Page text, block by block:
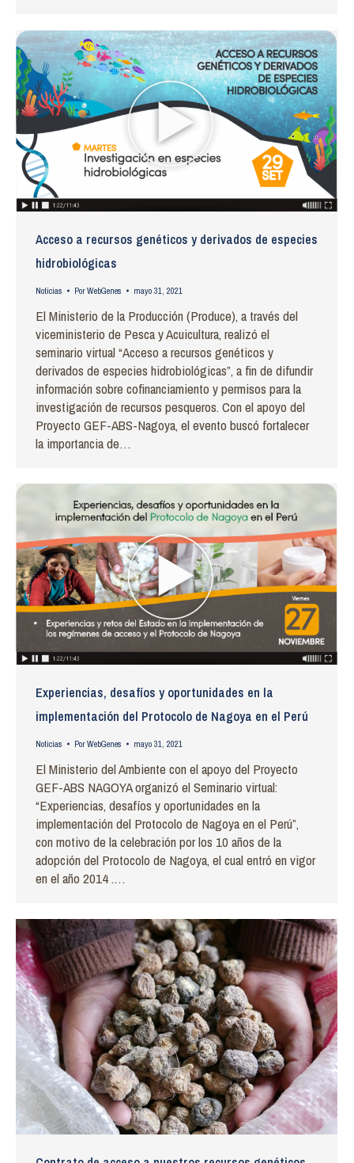
Acceso a recursos genéticos y derivados de especies
hidrobiológicas
Noticias PorWebGenes mayo 31, 2021
El Ministerio de la Producción (Produce), a través del
viceministerio de Pesca y Acuicultura, realizó el
seminario virtual “Acceso a recursos genéticos y
derivados de especies hidrobiológicas”, a fin de difundir
información sobre cofinanciamiento y permisos para la
investigación de recursos pesqueros. Con el apoyo del
Proyecto GEF-ABS-Nagoya, el evento buscó fortalecer
la importancia de…
Experiencias, desafíos y oportunidades en la
implementación del Protocolo de Nagoya en el Perú
Noticias PorWebGenes mayo 31, 2021
El Ministerio del Ambiente con el apoyo del Proyecto
GEF-ABS NAGOYA organizó el Seminario virtual:
“Experiencias, desafíos y oportunidades en la
implementación del Protocolo de Nagoya en el Perú”,
con motivo de la celebración por los 10 años de la
adopción del Protocolo de Nagoya, el cual entró en vigor
en el año 2014 .…